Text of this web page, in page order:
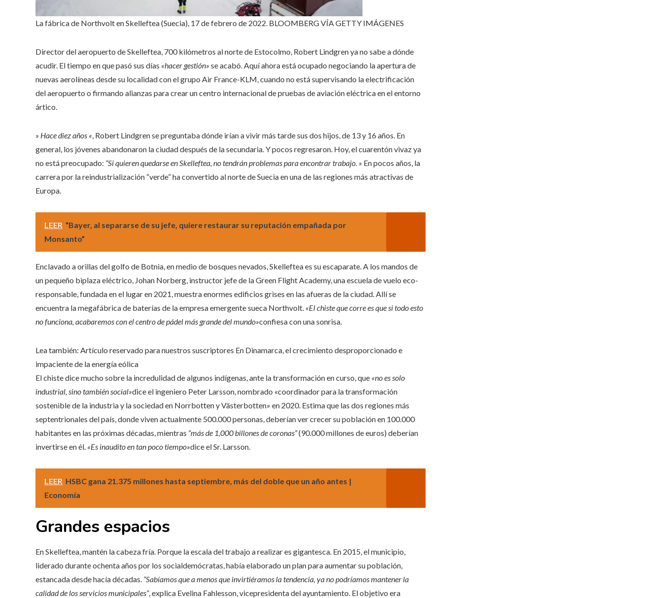
La fábrica de Northvolt en Skelleftea (Suecia), 17 de febrero de 2022. BLOOMBERG VÍA GETTY IMÁGENES
Director del aeropuerto de Skelleftea, 700 kilómetros al norte de Estocolmo, Robert Lindgren ya no sabe a dónde
acudir. El tiempo en que pasó sus días «hacer gestión» se acabó. Aquí ahora está ocupado negociando la apertura de
nuevas aerolíneas desde su localidad con el grupo Air France-KLM, cuando no está supervisando la electrificación
del aeropuerto o firmando alianzas para crear un centro internacional de pruebas de aviación eléctrica en el entorno
ártico.
» Hace diez años «, Robert Lindgren se preguntaba dónde irían a vivir más tarde sus dos hijos, de 13 y 16 años. En
general, los jóvenes abandonaron la ciudad después de la secundaria. Y pocos regresaron. Hoy, el cuarentón vivaz ya
no está preocupado: “Si quieren quedarse en Skelleftea, no tendrán problemas para encontrar trabajo. » En pocos años, la
carrera por la reindustrialización “verde” ha convertido al norte de Suecia en una de las regiones más atractivas de
Europa.
LEER “Bayer, al separarse de su jefe, quiere restaurar su reputación empañada por
Monsanto”
Enclavado a orillas del golfo de Botnia, en medio de bosques nevados, Skelleftea es su escaparate. A los mandos de
un pequeño biplaza eléctrico, Johan Norberg, instructor jefe de la Green Flight Academy, una escuela de vuelo eco-
responsable, fundada en el lugar en 2021, muestra enormes edificios grises en las afueras de la ciudad. Allí se
encuentra la megafábrica de baterías de la empresa emergente sueca Northvolt. «El chiste que corre es que si todo esto
no funciona, acabaremos con el centro de pádel más grande del mundo»confiesa con una sonrisa.
Lea también: Artículo reservado para nuestros suscriptores En Dinamarca, el crecimiento desproporcionado e
impaciente de la energía eólica
El chiste dice mucho sobre la incredulidad de algunos indígenas, ante la transformación en curso, que «no es solo
industrial, sino también social»dice el ingeniero Peter Larsson, nombrado «coordinador para la transformación
sostenible de la industria y la sociedad en Norrbotten y Västerbotten» en 2020. Estima que las dos regiones más
septentrionales del país, donde viven actualmente 500.000 personas, deberían ver crecer su población en 100.000
habitantes en las próximas décadas, mientras “más de 1,000 billones de coronas”(90.000 millones de euros) deberían
invertirse en él. «Es inaudito en tan poco tiempo»dice el Sr. Larsson.
LEER HSBC gana 21.375 millones hasta septiembre, más del doble que un año antes |
Economía
Grandes espacios
En Skelleftea, mantén la cabeza fría. Porque la escala del trabajo a realizar es gigantesca. En 2015, el municipio,
liderado durante ochenta años por los socialdemócratas, había elaborado un plan para aumentar su población,
estancada desde hacía décadas. “Sabíamos que a menos que invirtiéramos la tendencia, ya no podríamos mantener la
calidad de los servicios municipales”, explica Evelina Fahlesson, vicepresidenta del ayuntamiento. El objetivo era